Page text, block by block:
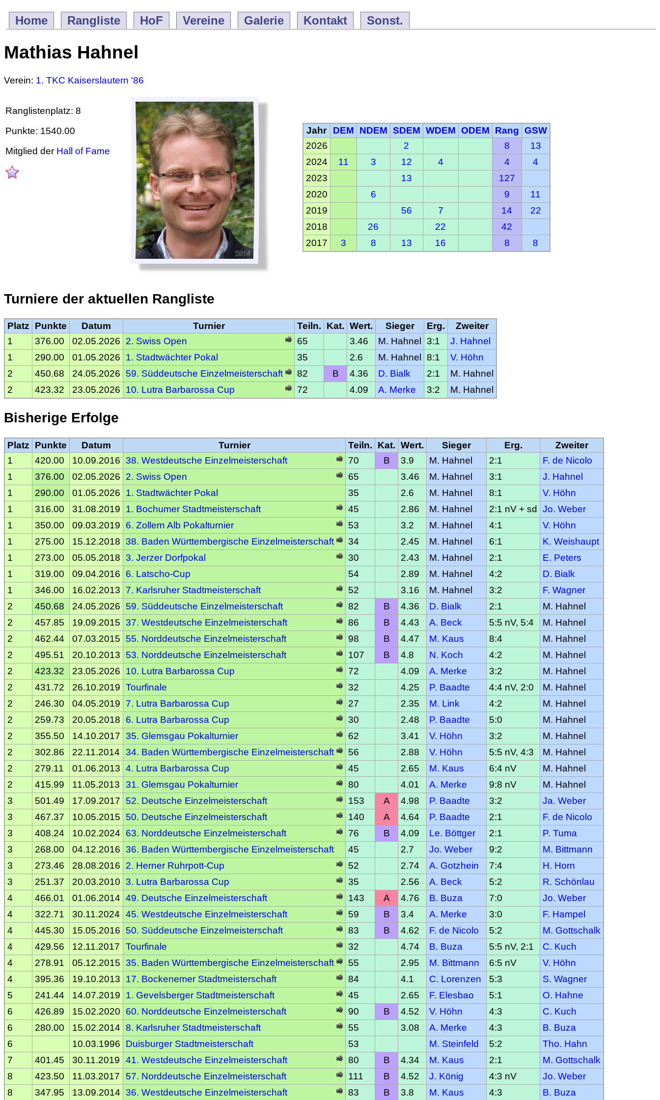
Home Rangliste HoF Vereine Galerie Kontakt Sonst.
Mathias Hahnel
Verein: 1. TKC Kaiserslautern '86
Ranglistenplatz: 8
Punkte: 1540.00
Mitglied der Hall of Fame
Jahr DEM NDEM SDEM WDEM ODEM Rang GSW
2026
2 8
13
2024
11 3 12 4 4
4
2023
13
127
2020
6 9
11
2019
56 7 14
22
2018
26 22
42
2017
3 8 13 16 8 8
Turniere der aktuellen Rangliste
Platz Punkte Datum Turnier Teiln. Kat. Wert. Sieger Erg.
Zweiter
1
376.00 02.05.2026 2. Swiss Open 65 3.46 M. Hahnel 3:1
J. Hahnel
1
290.00 01.05.2026 1. Stadtwächter Pokal 35 2.6 M. Hahnel 8:1
V. Höhn
2
450.68 24.05.2026 59. Süddeutsche Einzelmeisterschaft 82 B 4.36 D. Bialk 2:1
M. Hahnel
2
423.32 23.05.2026 10. Lutra Barbarossa Cup 72 4.09 A. Merke 3:2 M. Hahnel
Bisherige Erfolge
Platz Punkte Datum Turnier Teiln. Kat. Wert. Sieger Erg.
Zweiter
1
420.00 10.09.2016 38. Westdeutsche Einzelmeisterschaft 70 B 3.9 M. Hahnel 2:1
F. de Nicolo
1
376.00 02.05.2026 2. Swiss Open 65 3.46 M. Hahnel 3:1
J. Hahnel
1
290.00 01.05.2026 1. Stadtwächter Pokal 35 2.6 M. Hahnel 8:1
V. Höhn
1
316.00 31.08.2019 1. Bochumer Stadtmeisterschaft 45 2.86 M. Hahnel 2:1 nV + sd Jo. Weber
1
350.00 09.03.2019 6. Zollern Alb Pokalturnier 53 3.2 M. Hahnel 4:1
V. Höhn
1
275.00 15.12.2018 38. Baden Württembergische Einzelmeisterschaft 34 2.45 M. Hahnel 6:1
K. Weishaupt
1
273.00 05.05.2018 3. Jerzer Dorfpokal 30 2.43 M. Hahnel 2:1
E. Peters
1
319.00 09.04.2016 6. Latscho-Cup 54 2.89 M. Hahnel 4:2
D. Bialk
1
346.00 16.02.2013 7. Karlsruher Stadtmeisterschaft 52 3.16 M. Hahnel 3:2
F. Wagner
2
450.68 24.05.2026 59. Süddeutsche Einzelmeisterschaft 82 B 4.36 D. Bialk 2:1
M. Hahnel
2
457.85 19.09.2015 37. Westdeutsche Einzelmeisterschaft 86 B 4.43 A. Beck 5:5 nV, 5:4
M. Hahnel
2
462.44 07.03.2015 55. Norddeutsche Einzelmeisterschaft 98 B 4.47 M. Kaus 8:4
M. Hahnel
2
495.51 20.10.2013 53. Norddeutsche Einzelmeisterschaft 107 B 4.8 N. Koch 4:2
M. Hahnel
2
423.32 23.05.2026 10. Lutra Barbarossa Cup 72 4.09 A. Merke 3:2
M. Hahnel
2
431.72 26.10.2019 Tourfinale 32 4.25 P. Baadte 4:4 nV, 2:0
M. Hahnel
2
246.30 04.05.2019 7. Lutra Barbarossa Cup 27 2.35 M. Link 4:2
M. Hahnel
2
259.73 20.05.2018 6. Lutra Barbarossa Cup 30 2.48 P. Baadte 5:0
M. Hahnel
2
355.50 14.10.2017 35. Glemsgau Pokalturnier 62 3.41 V. Höhn 3:2
M. Hahnel
2
302.86 22.11.2014 34. Baden Württembergische Einzelmeisterschaft 56 2.88 V. Höhn 5:5 nV, 4:3
M. Hahnel
2
279.11 01.06.2013 4. Lutra Barbarossa Cup 45 2.65 M. Kaus 6:4 nV
M. Hahnel
2
415.99 11.05.2013 31. Glemsgau Pokalturnier 80 4.01 A. Merke 9:8 nV
M. Hahnel
3
501.49 17.09.2017 52. Deutsche Einzelmeisterschaft 153 A 4.98 P. Baadte 3:2
Ja. Weber
3
467.37 10.05.2015 50. Deutsche Einzelmeisterschaft 140 A 4.64 P. Baadte 2:1
F. de Nicolo
3
408.24 10.02.2024 63. Norddeutsche Einzelmeisterschaft 76 B 4.09 Le. Böttger 2:1
P. Tuma
3
268.00 04.12.2016 36. Baden Württembergische Einzelmeisterschaft 45 2.7 Jo. Weber 9:2
M. Bittmann
3
273.46 28.08.2016 2. Herner Ruhrpott-Cup 52 2.74 A. Gotzhein 7:4
H. Horn
3
251.37 20.03.2010 3. Lutra Barbarossa Cup 35 2.56 A. Beck 5:2
R. Schönlau
4
466.01 01.06.2014 49. Deutsche Einzelmeisterschaft 143 A 4.76 B. Buza 7:0
Jo. Weber
4
322.71 30.11.2024 45. Westdeutsche Einzelmeisterschaft 59 B 3.4 A. Merke 3:0
F. Hampel
4
445.30 15.05.2016 50. Süddeutsche Einzelmeisterschaft 83 B 4.62 F. de Nicolo 5:2
M. Gottschalk
4
429.56 12.11.2017 Tourfinale 32 4.74 B. Buza 5:5 nV, 2:1
C. Kuch
4
278.91 05.12.2015 35. Baden Württembergische Einzelmeisterschaft 55 2.95 M. Bittmann 6:5 nV
V. Höhn
4
395.36 19.10.2013 17. Bockenemer Stadtmeisterschaft 84 4.1 C. Lorenzen 5:3
S. Wagner
5
241.44 14.07.2019 1. Gevelsberger Stadtmeisterschaft 45 2.65 F. Elesbao 5:1
O. Hahne
6
426.89 15.02.2020 60. Norddeutsche Einzelmeisterschaft 90 B 4.52 V. Höhn 4:3
C. Kuch
6
280.00 15.02.2014 8. Karlsruher Stadtmeisterschaft 55 3.08 A. Merke 4:3
B. Buza
6
10.03.1996 Duisburger Stadtmeisterschaft 53 M. Steinfeld 5:2
Tho. Hahn
7
401.45 30.11.2019 41. Westdeutsche Einzelmeisterschaft 80 B 4.34 M. Kaus 2:1
M. Gottschalk
8
423.50 11.03.2017 57. Norddeutsche Einzelmeisterschaft 111 B 4.52 J. König 4:3 nV
Jo. Weber
8
347.95 13.09.2014 36. Westdeutsche Einzelmeisterschaft 83 B 3.8 M. Kaus 4:3 B. Buza